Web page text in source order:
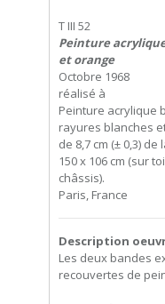
T III 52
Peinture
et orange
Octobre 1968
réalisé à
Peinture acrylique
rayures blanches
de 8,7 cm (± 0,3)
150 x 106 cm (sur
châssis).
Paris, France
Description
Les deux bandes
recouvertes de